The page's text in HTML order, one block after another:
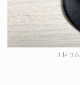
エレコ